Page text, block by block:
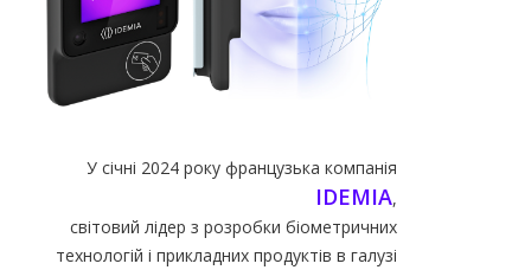
У січні 2024 року французька компанія
IDEMIA,
світовий лідер з розробки біометричних
технологій і прикладних продуктів в галузі